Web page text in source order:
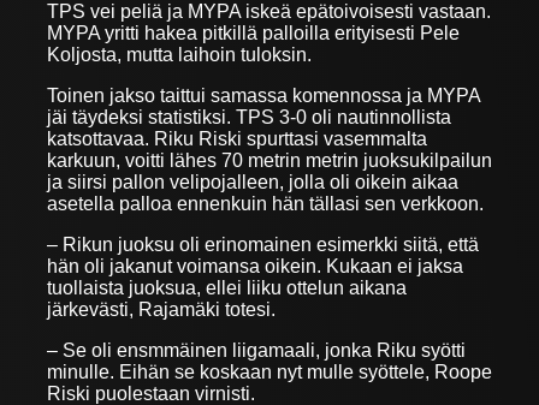
TPS vei peliä ja MYPA iskeä epätoivoisesti vastaan.
MYPA yritti hakea pitkillä palloilla erityisesti Pele
Koljosta, mutta laihoin tuloksin.
Toinen jakso taittui samassa komennossa ja MYPA
jäi täydeksi statistiksi. TPS 3-0 oli nautinnollista
katsottavaa. Riku Riski spurttasi vasemmalta
karkuun, voitti lähes 70 metrin metrin juoksukilpailun
ja siirsi pallon velipojalleen, jolla oli oikein aikaa
asetella palloa ennenkuin hän tällasi sen verkkoon.
– Rikun juoksu oli erinomainen esimerkki siitä, että
hän oli jakanut voimansa oikein. Kukaan ei jaksa
tuollaista juoksua, ellei liiku ottelun aikana
järkevästi, Rajamäki totesi.
– Se oli ensmmäinen liigamaali, jonka Riku syötti
minulle. Eihän se koskaan nyt mulle syöttele, Roope
Riski puolestaan virnisti.